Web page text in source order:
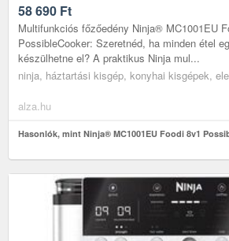
58 690 Ft
Multifunkciós főzőedény Ninja® MC1001EU
PossibleCooker: Szeretnéd, ha minden étel
készülhetne el? A praktikus Ninja mul...
ninja, háztartási kisgép, konyhai kisgépek,
alza.hu
Hasonlók, mint Ninja® MC1001EU Foodi 8v1